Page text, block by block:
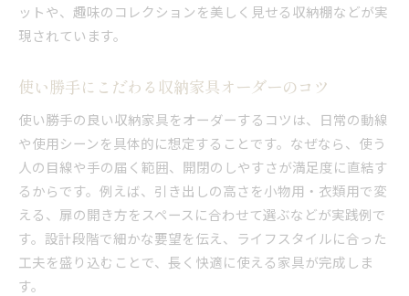
ットや、趣味のコレクションを美しく見せる収納棚などが実
現されています。
使い勝手にこだわる収納家具オーダーのコツ
使い勝手の良い収納家具をオーダーするコツは、日常の動線
や使用シーンを具体的に想定することです。なぜなら、使う
人の目線や手の届く範囲、開閉のしやすさが満足度に直結す
るからです。例えば、引き出しの高さを小物用・衣類用で変
える、扉の開き方をスペースに合わせて選ぶなどが実践例で
す。設計段階で細かな要望を伝え、ライフスタイルに合った
工夫を盛り込むことで、長く快適に使える家具が完成しま
す。